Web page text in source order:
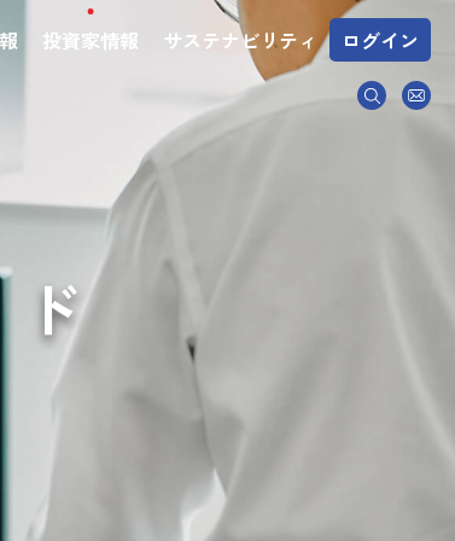
投資家情報 サステナビリティ ログイン